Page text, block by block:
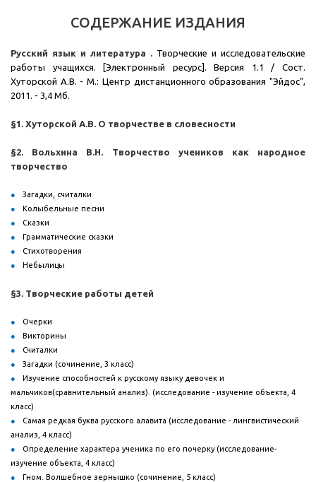
СОДЕРЖАНИЕ ИЗДАНИЯ
Русский язык и литература . Творческие и исследовательские
работы учащихся. [Электронный ресурс]. Версия 1.1 / Сост.
Хуторской А.В. - М.: Центр дистанционного образования "Эйдос",
2011. - 3,4 Мб.
§1. Хуторской А.В. О творчестве в словесности
§2. Вольхина В.Н. Творчество учеников как народное
творчество
Загадки, считалки
Колыбельные песни
Сказки
Грамматические сказки
Стихотворения
Небылицы
§3. Творческие работы детей
Очерки
Викторины
Считалки
Загадки (сочинение, 3 класс)
Изучение способностей к русскому языку девочек и
мальчиков(сравнительный анализ). (исследование - изучение объекта, 4
класс)
Самая редкая буква русского алавита (исследование - лингвистический
анализ, 4 класс)
Определение характера ученика по его почерку (исследование-
изучение объекта, 4 класс)
Гном. Волшебное зернышко (сочинение, 5 класс)